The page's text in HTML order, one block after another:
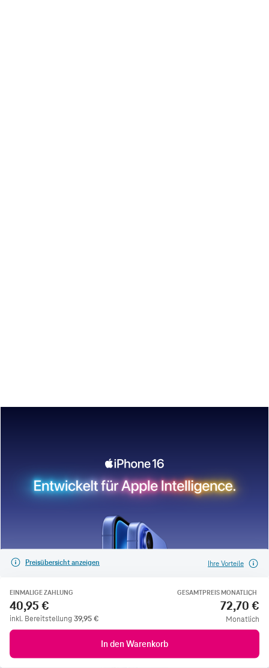
Preisübersicht anzeigen Ihre Vorteile
EINMALIGE ZAHLUNG
40,95 €
inkl. Bereitstellung39,95€
GESAMTPREIS MONATLICH
72,70 €
Monatlich
In den Warenkorb